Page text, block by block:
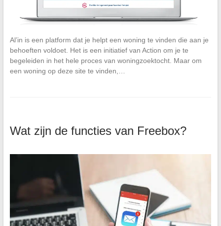
Al’in is een platform dat je helpt een woning te vinden die aan je
behoeften voldoet. Het is een initiatief van Action om je te
begeleiden in het hele proces van woningzoektocht. Maar om
een woning op deze site te vinden,…
Wat zijn de functies van Freebox?